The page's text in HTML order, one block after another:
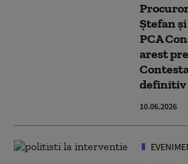
Ştefan
PCA
arest
definitiv
10.06.2026